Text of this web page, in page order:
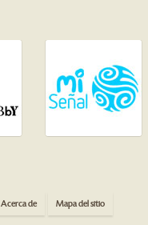
Acerca de Mapa del sitio